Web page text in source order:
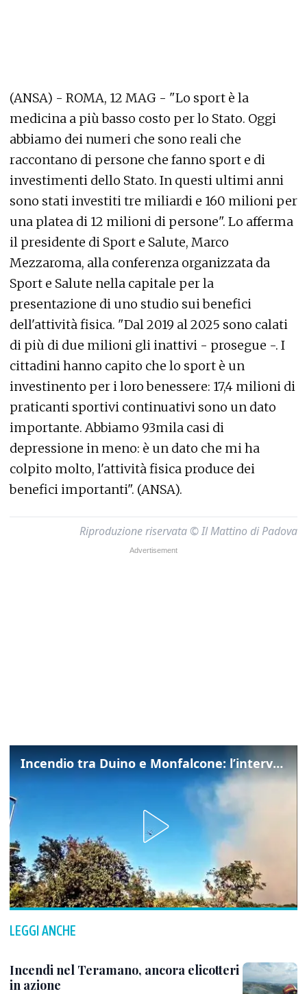
(ANSA) - ROMA, 12 MAG - "Lo sport è la
medicina a più basso costo per lo Stato. Oggi
abbiamo dei numeri che sono reali che
raccontano di persone che fanno sport e di
investimenti dello Stato. In questi ultimi anni
sono stati investiti tre miliardi e 160 milioni per
una platea di 12 milioni di persone". Lo afferma
il presidente di Sport e Salute, Marco
Mezzaroma, alla conferenza organizzata da
Sport e Salute nella capitale per la
presentazione di uno studio sui benefici
dell'attività fisica. "Dal 2019 al 2025 sono calati
di più di due milioni gli inattivi - prosegue -. I
cittadini hanno capito che lo sport è un
investinento per i loro benessere: 17,4 milioni di
praticanti sportivi continuativi sono un dato
importante. Abbiamo 93mila casi di
depressione in meno: è un dato che mi ha
colpito molto, l'attività fisica produce dei
benefici importanti". (ANSA).
Riproduzione riservata © Il Mattino di Padova
Incendio tra Duino e Monfalcone: l’intervento dei vigili del fuoco
LEGGI ANCHE
Incendi nel Teramano, ancora elicotteri
in azione